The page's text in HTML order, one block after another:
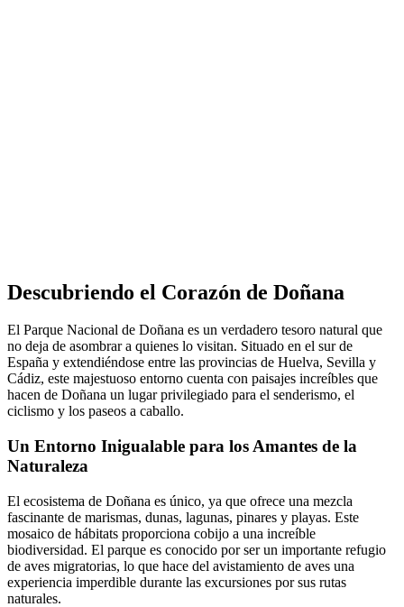
Descubriendo el Corazón de Doñana
El Parque Nacional de Doñana es un verdadero tesoro natural que
no deja de asombrar a quienes lo visitan. Situado en el sur de
España y extendiéndose entre las provincias de Huelva, Sevilla y
Cádiz, este majestuoso entorno cuenta con paisajes increíbles que
hacen de Doñana un lugar privilegiado para el senderismo, el
ciclismo y los paseos a caballo.
Un Entorno Inigualable para los Amantes de la
Naturaleza
El ecosistema de Doñana es único, ya que ofrece una mezcla
fascinante de marismas, dunas, lagunas, pinares y playas. Este
mosaico de hábitats proporciona cobijo a una increíble
biodiversidad. El parque es conocido por ser un importante refugio
de aves migratorias, lo que hace del avistamiento de aves una
experiencia imperdible durante las excursiones por sus rutas
naturales.